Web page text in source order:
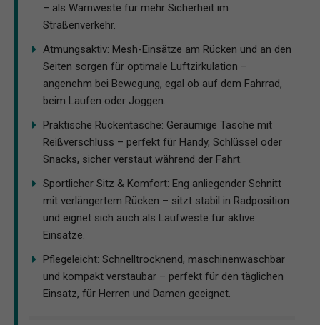
– als Warnweste für mehr Sicherheit im
Straßenverkehr.
Atmungsaktiv: Mesh-Einsätze am Rücken und an den
Seiten sorgen für optimale Luftzirkulation –
angenehm bei Bewegung, egal ob auf dem Fahrrad,
beim Laufen oder Joggen.
Praktische Rückentasche: Geräumige Tasche mit
Reißverschluss – perfekt für Handy, Schlüssel oder
Snacks, sicher verstaut während der Fahrt.
Sportlicher Sitz & Komfort: Eng anliegender Schnitt
mit verlängertem Rücken – sitzt stabil in Radposition
und eignet sich auch als Laufweste für aktive
Einsätze.
Pflegeleicht: Schnelltrocknend, maschinenwaschbar
und kompakt verstaubar – perfekt für den täglichen
Einsatz, für Herren und Damen geeignet.